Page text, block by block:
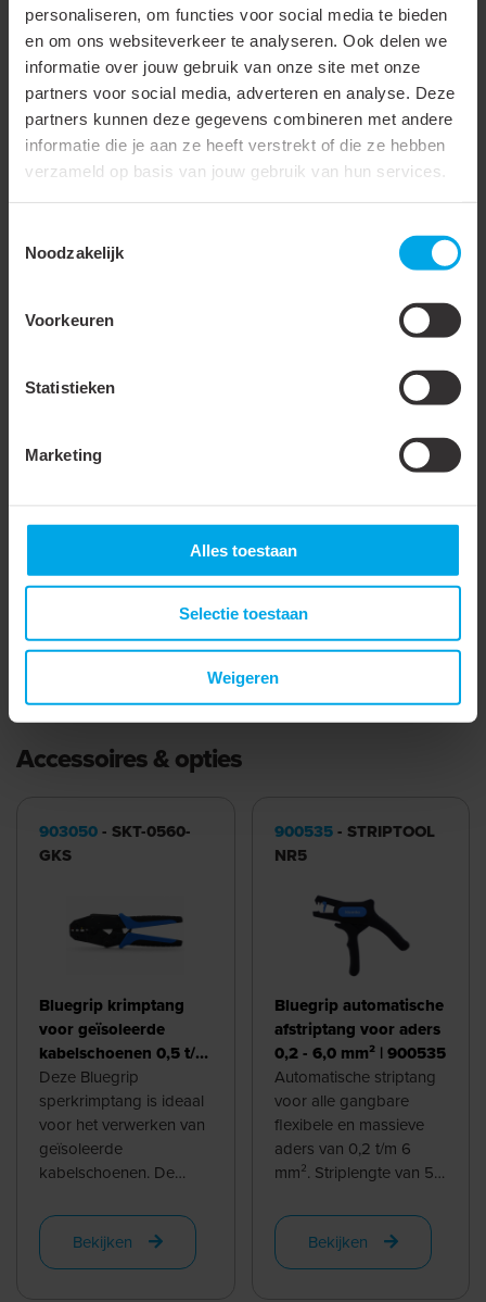
personaliseren, om functies voor social media te bieden
en om ons websiteverkeer te analyseren. Ook delen we
informatie over jouw gebruik van onze site met onze
partners voor social media, adverteren en analyse. Deze
partners kunnen deze gegevens combineren met andere
informatie die je aan ze heeft verstrekt of die ze hebben
verzameld op basis van jouw gebruik van hun services.
Noodzakelijk
Voorkeuren
Statistieken
Marketing
Alles toestaan
Selectie toestaan
Weigeren
geleider
Geschikt voor hoge
temperaturen (tot 650 °C)
Geschikt voor lakdraad
Geschikt voor ronde
Temperatuurbestendig tot
verbindingen
Oppervlaktebescherming
Totale lengte
26.7 mm
Meer laden
Accessoires & opties
903050- SKT-0560-
GKS
Bluegrip krimptang
voor geïsoleerde
kabelschoenen 0,5 t/m
6,0 mm² -
ovaalpersing | 903050
Deze Bluegrip
sperkrimptang is ideaal
voor het verwerken van
geïsoleerde
kabelschoenen. De
gecodeerd voor snelle
en foutloze ...
Bekijken
900535- STRIPTOOL
NR5
Bluegrip automatische
afstriptang voor aders
0,2 - 6,0 mm² | 900535
Automatische striptang
voor alle gangbare
flexibele en massieve
aders van 0,2 t/m 6
mm². Striplengte van 5
van de instelbare ...
Bekijken